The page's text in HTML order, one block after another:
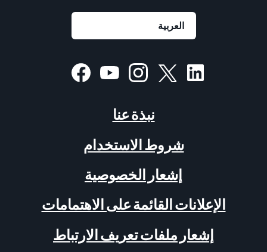
نبذة عنا
شروط الاستخدام
إشعار الخصوصية
الإعلانات القائمة على الاهتمامات
إشعار ملفات تعريف الارتباط